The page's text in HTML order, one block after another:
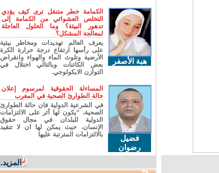
هبة الأصفر
الكمامة خطر متنقل ترى كيف يؤدي
التخلص العشوائي من الكمامة إلى
تدهور البيئة؟ وما الحلول العاجلة
لمعالجة المشكل؟
يعرف العالم تهديدات ومخاطر بيئية
على رأسها ارتفاع درجة حرارة الكرة
الأرضية وتلوث الماء والهواء وانقراض
بعض الكائنات وبالتالي اختلال في
التوازن الايكولوجي.
فضيل
رضوان
المساءلة الحقوقية لمرسوم إعلان
حالة الطوارئ الصحية في المغرب
في الشرعية الدولية فان حالة الطوارئ
الصحية، “يكون لها أثر على الالتزامات
الدولية للبلدان في مجال حقوق
الإنسان، حيث يمكن لها ان لا تتقيد
بالالتزامات المترتبة عليها
المزيد...